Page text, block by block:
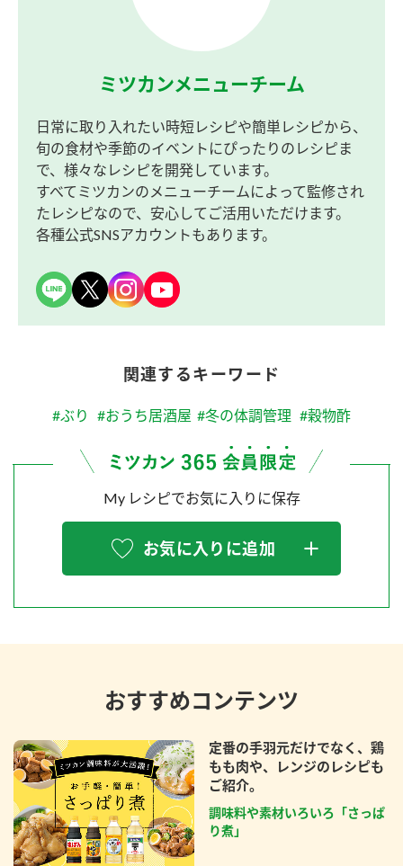
ミツカンメニューチーム
日常に取り入れたい時短レシピや簡単レシピから、
旬の食材や季節のイベントにぴったりのレシピま
で、様々なレシピを開発しています。
すべてミツカンのメニューチームによって監修され
たレシピなので、安心してご活用いただけます。
各種公式SNSアカウントもあります。
関連するキーワード
#ぶり #おうち居酒屋 #冬の体調管理 #穀物酢
My レシピでお気に入りに保存
お気に入りに追加
おすすめコンテンツ
定番の手羽元だけでなく、鶏
もも肉や、レンジのレシピも
ご紹介。
調味料や素材いろいろ「さっぱ
り煮」